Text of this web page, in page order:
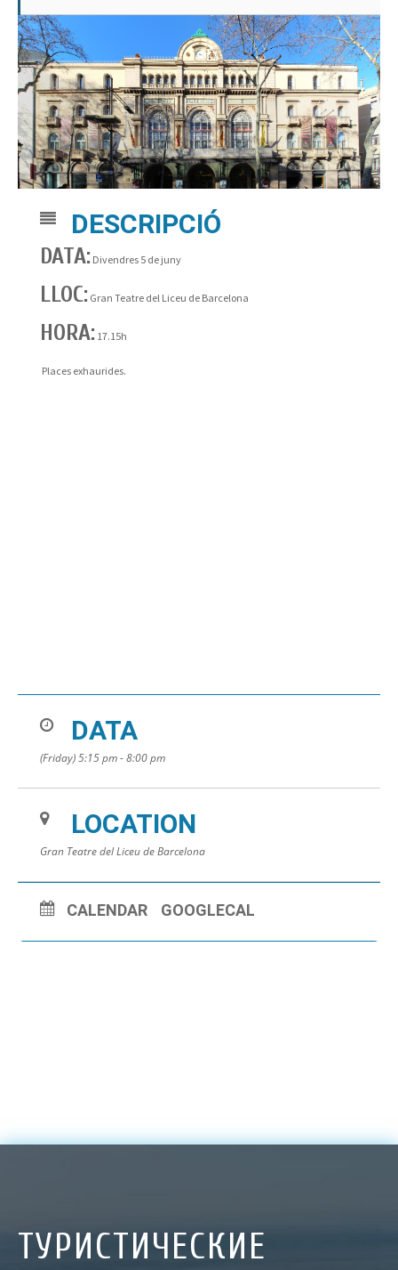
DESCRIPCIÓ
DATA: Divendres 5 de juny
LLOC: Gran Teatre del Liceu de Barcelona
HORA: 17.15h
Places exhaurides.
DATA
(Friday) 5:15 pm - 8:00 pm
LOCATION
Gran Teatre del Liceu de Barcelona
CALENDAR GOOGLECAL
ТУРИСТИЧЕСКИЕ